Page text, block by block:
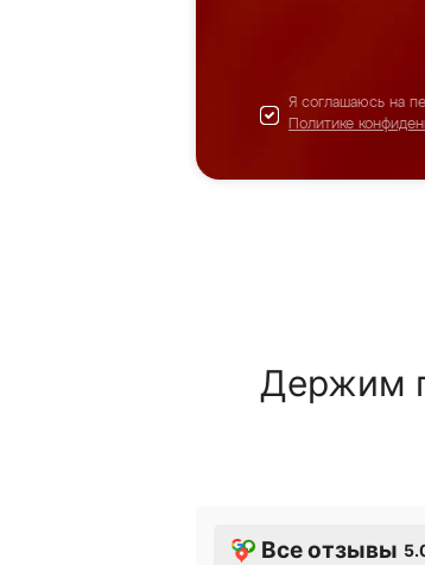
Я соглашаюсь на
Политике
Держим
Все отзывы